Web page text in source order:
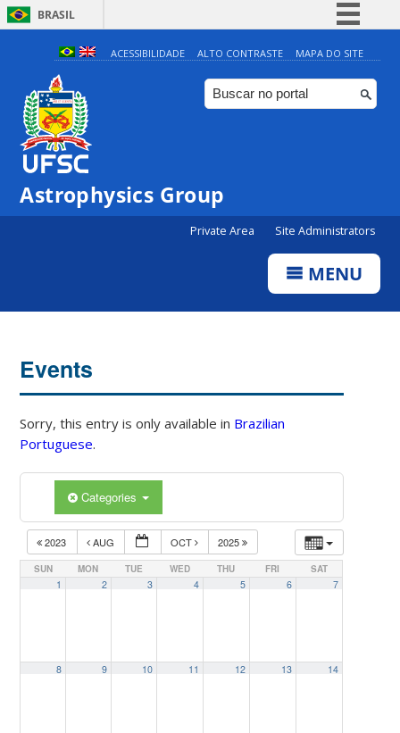
BRASIL
Simplifique!
Comunica BR
Participe
ACESSIBILIDADE ALTO CONTRASTE MAPA DO SITE
Astrophysics Group
Private Area Site Administrators
MENU
Events
Sorry, this entry is only available in Brazilian
Portuguese.
Categories
2023 AUG OCT 2025
SUN MON TUE WED THU FRI SAT
1 2 3 4 5 6 7
8 9 10 11 12 13 14